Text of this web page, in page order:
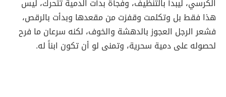
الكرسي، ليبدأ بالتنظيف، وفجأة بدأت الدمية تتحرك، ليس
هذا فقط بل وتكلمت وقفزت من مقعدها وبدأت بالرقص،
فشعر الرجل العجوز بالدهشة والخوف، لكنه سرعان ما فرح
لحصوله على دمية سحرية، وتمنى لو أن تكون ابناً له.